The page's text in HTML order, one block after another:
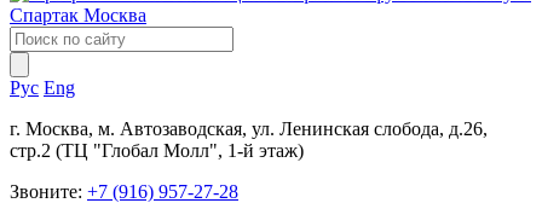
Рус Eng
г. Москва, м. Автозаводская, ул. Ленинская слобода, д.26,
стр.2 (ТЦ "Глобал Молл", 1-й этаж)
Звоните: +7 (916) 957-27-28